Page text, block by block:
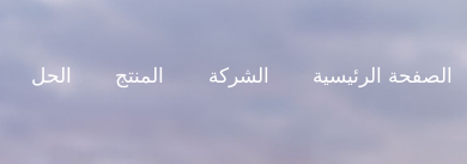
الصفحة الرئيسية الشركة المنتج الحل